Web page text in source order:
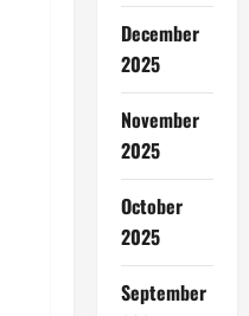
December
2025
November
2025
October
2025
September